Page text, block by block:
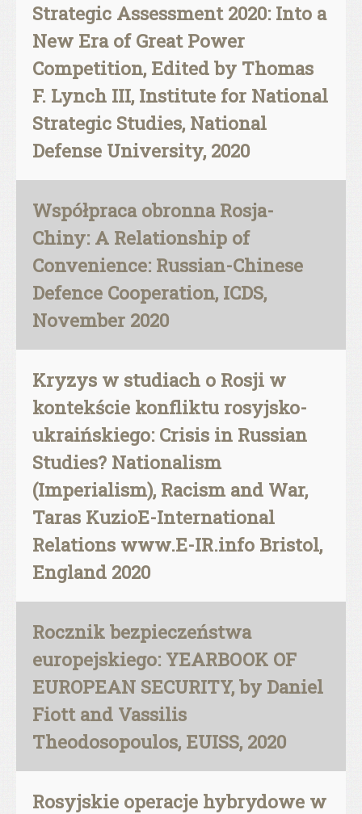
Strategic Assessment 2020: Into a
New Era of Great Power
Competition, Edited by Thomas
F. Lynch III, Institute for National
Strategic Studies, National
Defense University, 2020
Współpraca obronna Rosja-
Chiny: A Relationship of
Convenience: Russian-Chinese
Defence Cooperation, ICDS,
November 2020
Kryzys w studiach o Rosji w
kontekście konfliktu rosyjsko-
ukraińskiego: Crisis in Russian
Studies? Nationalism
(Imperialism), Racism and War,
Taras KuzioE-International
Relations www.E-IR.info Bristol,
England 2020
Rocznik bezpieczeństwa
europejskiego: YEARBOOK OF
EUROPEAN SECURITY, by Daniel
Fiott and Vassilis
Theodosopoulos, EUISS, 2020
Rosyjskie operacje hybrydowe w